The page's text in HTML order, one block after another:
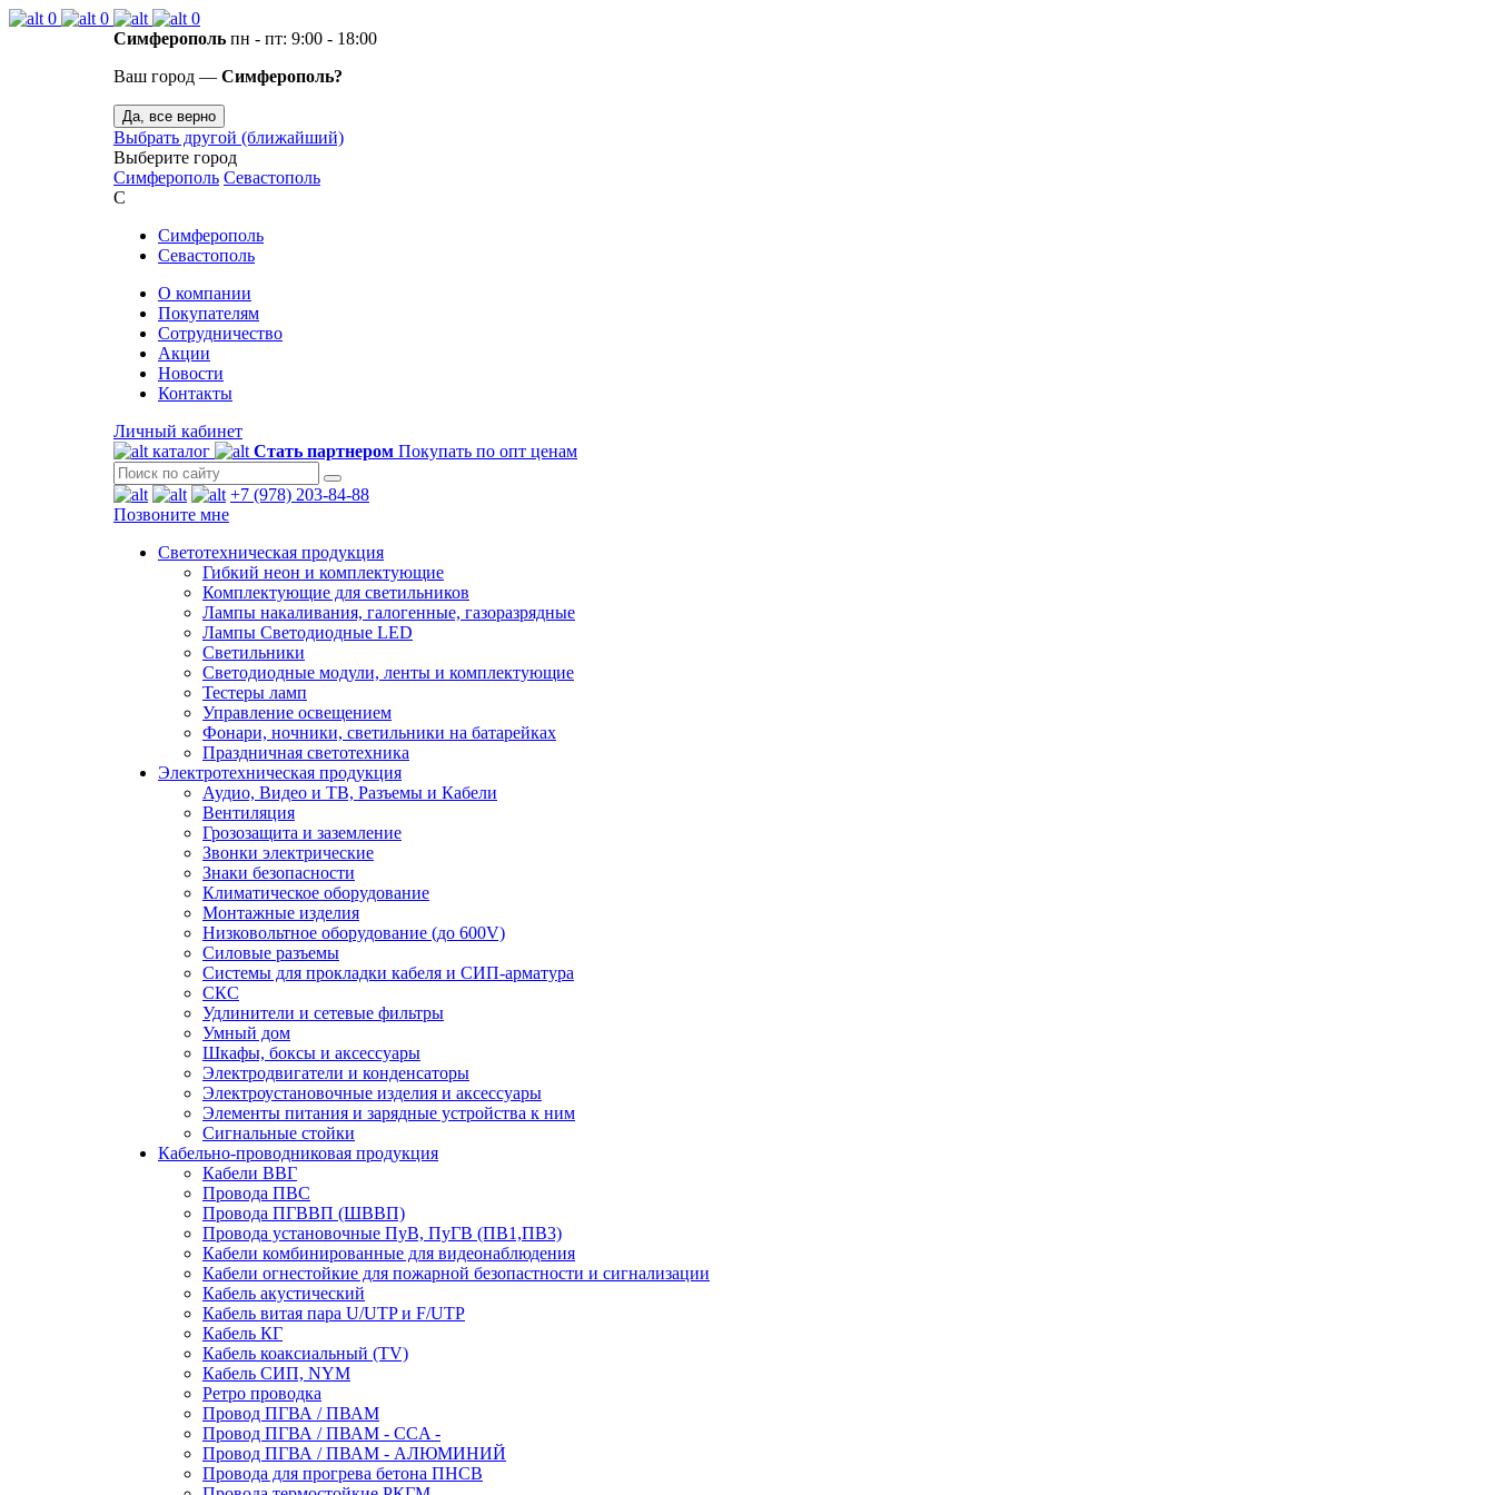
0 0
0
Симферополь пн - пт: 9:00 - 18:00
Ваш город — Симферополь?
Да, все верно
Выбрать другой (ближайший)
Выберите город
Симферополь Севастополь
С
Симферополь
Севастополь
О компании
Покупателям
Сотрудничество
Акции
Новости
Контакты
Личный кабинет
каталог
Стать партнером Покупать по опт ценам
+7 (978) 203-84-88
Позвоните мне
Светотехническая продукция
Гибкий неон и комплектующие
Комплектующие для светильников
Лампы накаливания, галогенные, газоразрядные
Лампы Светодиодные LED
Светильники
Светодиодные модули, ленты и комплектующие
Тестеры ламп
Управление освещением
Фонари, ночники, светильники на батарейках
Праздничная светотехника
Электротехническая продукция
Аудио, Видео и ТВ, Разъемы и Кабели
Вентиляция
Грозозащита и заземление
Звонки электрические
Знаки безопасности
Климатическое оборудование
Монтажные изделия
Низковольтное оборудование (до 600V)
Силовые разъемы
Системы для прокладки кабеля и СИП-арматура
СКС
Удлинители и сетевые фильтры
Умный дом
Шкафы, боксы и аксессуары
Электродвигатели и конденсаторы
Электроустановочные изделия и аксессуары
Элементы питания и зарядные устройства к ним
Сигнальные стойки
Кабельно-проводниковая продукция
Кабели ВВГ
Провода ПВС
Провода ПГВВП (ШВВП)
Провода установочные ПуВ, ПуГВ (ПВ1,ПВ3)
Кабели комбинированные для видеонаблюдения
Кабели огнестойкие для пожарной безопастности и сигнализации
Кабель акустический
Кабель витая пара U/UTP и F/UTP
Кабель КГ
Кабель коаксиальный (TV)
Кабель СИП, NYM
Ретро проводка
Провод ПГВА / ПВАМ
Провод ПГВА / ПВАМ - CCA -
Провод ПГВА / ПВАМ - АЛЮМИНИЙ
Провода для прогрева бетона ПНСВ